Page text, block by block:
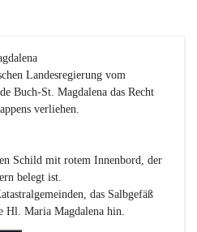
Landesregierung vom
Buch-St. Magdalena das Recht
verliehen.
Schild mit rotem Innenbord, der
belegt ist.
das Salbgefäß